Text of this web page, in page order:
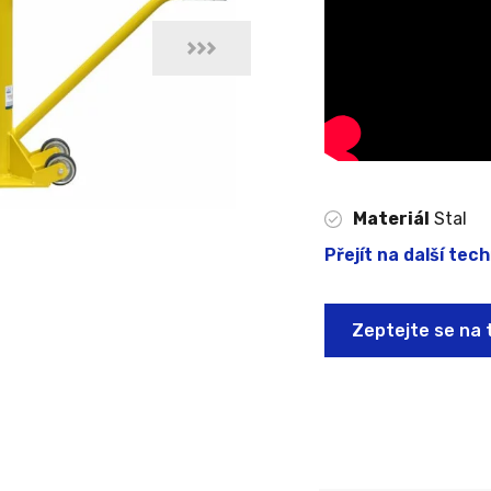
Materiál Stal
Přejít na další
Zeptejte se na